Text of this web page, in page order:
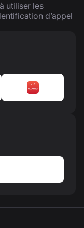
utiliser les
d’appel